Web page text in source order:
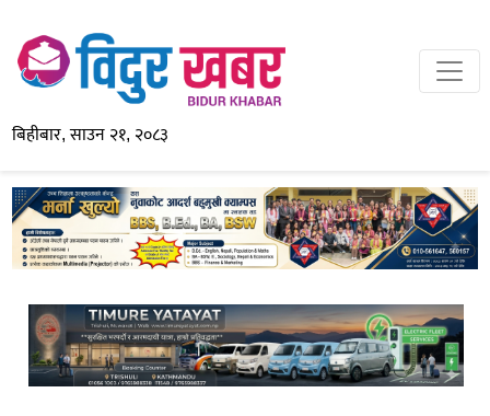
बिहीबार, साउन २१, २०८३